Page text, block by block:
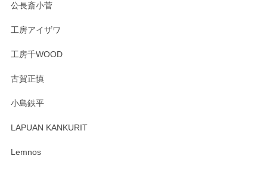
公長斎小菅
工房アイザワ
工房千WOOD
古賀正慎
小島鉄平
LAPUAN KANKURIT
Lemnos